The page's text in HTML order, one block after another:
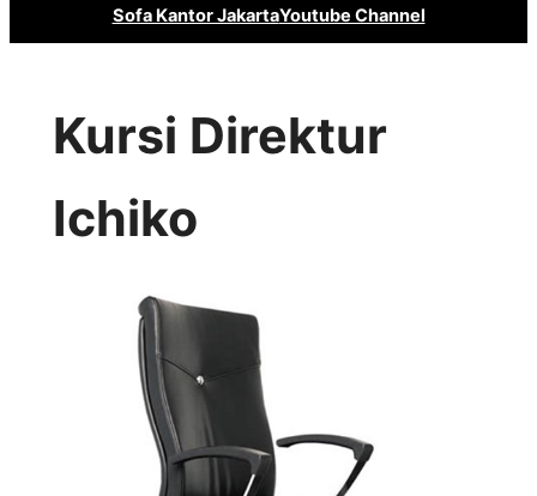
Sofa Kantor JakartaYoutube Channel
Kursi Direktur
Ichiko